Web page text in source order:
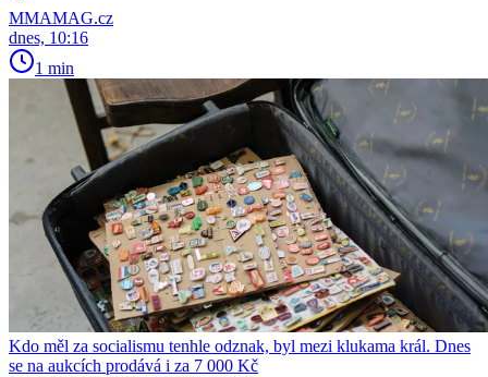
MMAMAG.cz
dnes, 10:16
1 min
Kdo měl za socialismu tenhle odznak, byl mezi klukama král. Dnes
se na aukcích prodává i za 7 000 Kč